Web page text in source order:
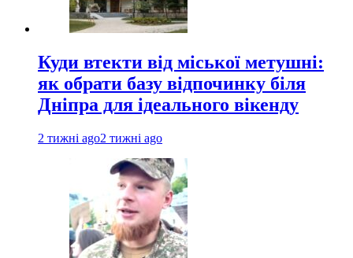
Куди втекти від міської метушні:
як обрати базу відпочинку біля
Дніпра для ідеального вікенду
2 тижні ago2 тижні ago